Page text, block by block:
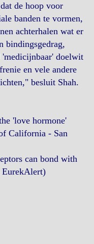
de hoop voor
banden te vormen,
achterhalen wat er
bindingsgedrag,
'medicijnbaar' doelwit
en vele andere
besluit Shah.
'love hormone'
California - San
can bond with
EurekAlert)